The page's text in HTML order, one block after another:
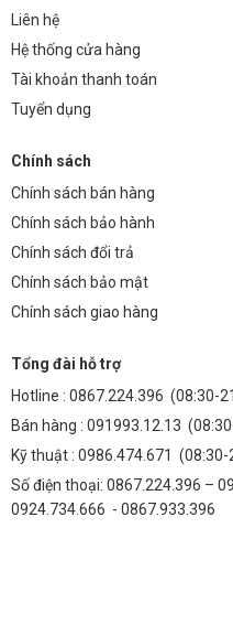
Liên hệ
Hệ thống cửa hàng
Tài khoản thanh toán
Tuyển dụng
Chính sách
Chính sách bán hàng
Chính sách bảo hành
Chính sách đổi trả
Chính sách bảo mật
Chính sách giao hàng
Tổng đài hỗ trợ
Hotline : 0867.224.396 (08:30-
Bán hàng : 091993.12.13
Kỹ thuật : 0986.474.671 (08:30-
Số điện thoại: 0867.224.396 –
0924.734.666 - 0867.933.396